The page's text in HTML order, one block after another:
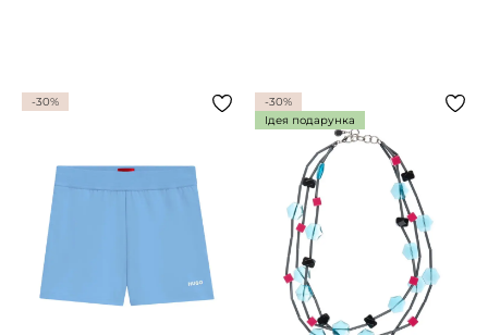
-30%
-30%
Ідея подарунка